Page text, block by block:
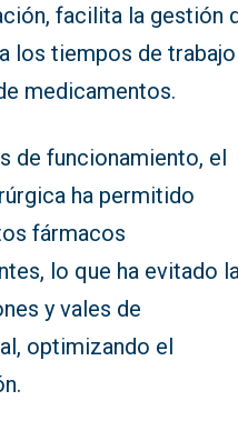
facilita la gestión
los tiempos de
medicamentos.
de funcionamiento, el
ha permitido
fármacos
lo que ha evitado
y vales de
optimizando el